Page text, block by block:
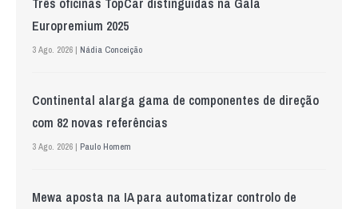
Europremium 2025
3 Ago. 2026 | Nádia Conceição
Continental alarga gama de componentes de direção
com 82 novas referências
3 Ago. 2026 | Paulo Homem
Mewa aposta na IA para automatizar controlo de